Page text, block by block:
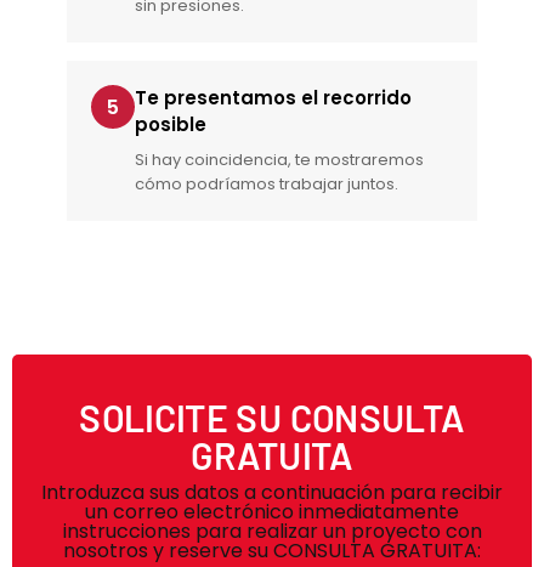
sin presiones.
5
Te presentamos el recorrido
posible
Si hay coincidencia, te mostraremos
cómo podríamos trabajar juntos.
SOLICITE SU CONSULTA
GRATUITA
Introduzca sus datos a continuación para recibir
un correo electrónico inmediatamente
instrucciones para realizar un proyecto con
nosotros y reserve su CONSULTA GRATUITA: